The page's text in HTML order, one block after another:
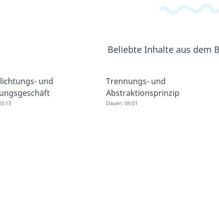
Beliebte Inhalte aus dem
und
Trennungs- und
Abstraktionsprinzip
Dauer: 04:01